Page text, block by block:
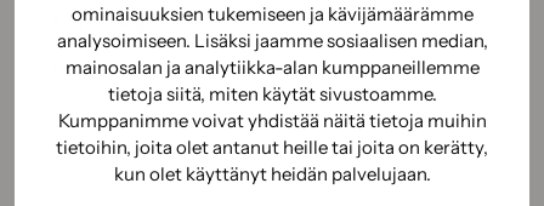
ominaisuuksien tukemiseen ja kävijämäärämme
analysoimiseen. Lisäksi jaamme sosiaalisen median,
mainosalan ja analytiikka-alan kumppaneillemme
tietoja siitä, miten käytät sivustoamme.
Kumppanimme voivat yhdistää näitä tietoja muihin
tietoihin, joita olet antanut heille tai joita on kerätty,
kun olet käyttänyt heidän palvelujaan.
Käyttöohje
Käyttöturvallisuus